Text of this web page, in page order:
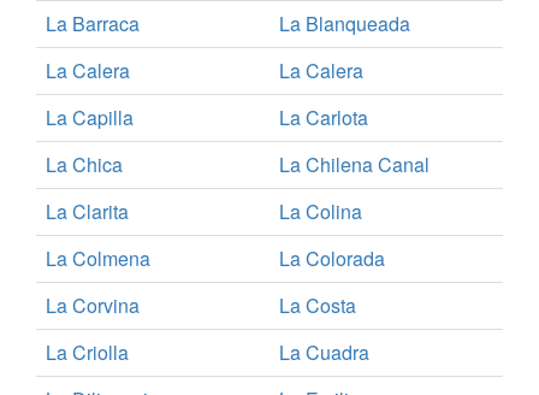
La Barraca
La Blanqueada
La Calera
La Calera
La Capilla
La Carlota
La Chica
La Chilena Canal
La Clarita
La Colina
La Colmena
La Colorada
La Corvina
La Costa
La Criolla
La Cuadra